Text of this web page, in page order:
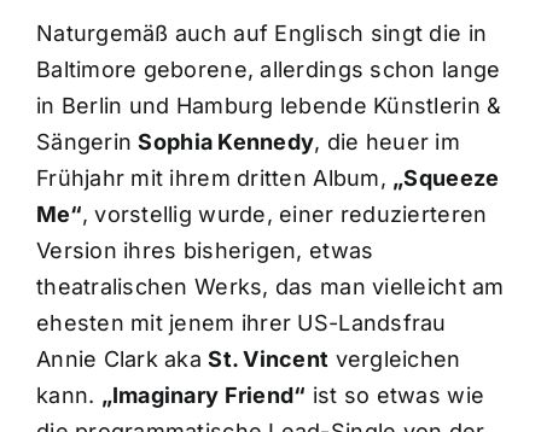
Naturgemäß auch auf Englisch singt die in
Baltimore geborene, allerdings schon lange
in Berlin und Hamburg lebende Künstlerin &
SängerinSophia Kennedy, die heuer im
Frühjahr mit ihrem dritten Album, „Squeeze
Me“, vorstellig wurde, einer reduzierteren
Version ihres bisherigen, etwas
theatralischen Werks, das man vielleicht am
ehesten mit jenem ihrer US-Landsfrau
Annie Clark akaSt. Vincent vergleichen
kann. „Imaginary Friend“ ist so etwas wie